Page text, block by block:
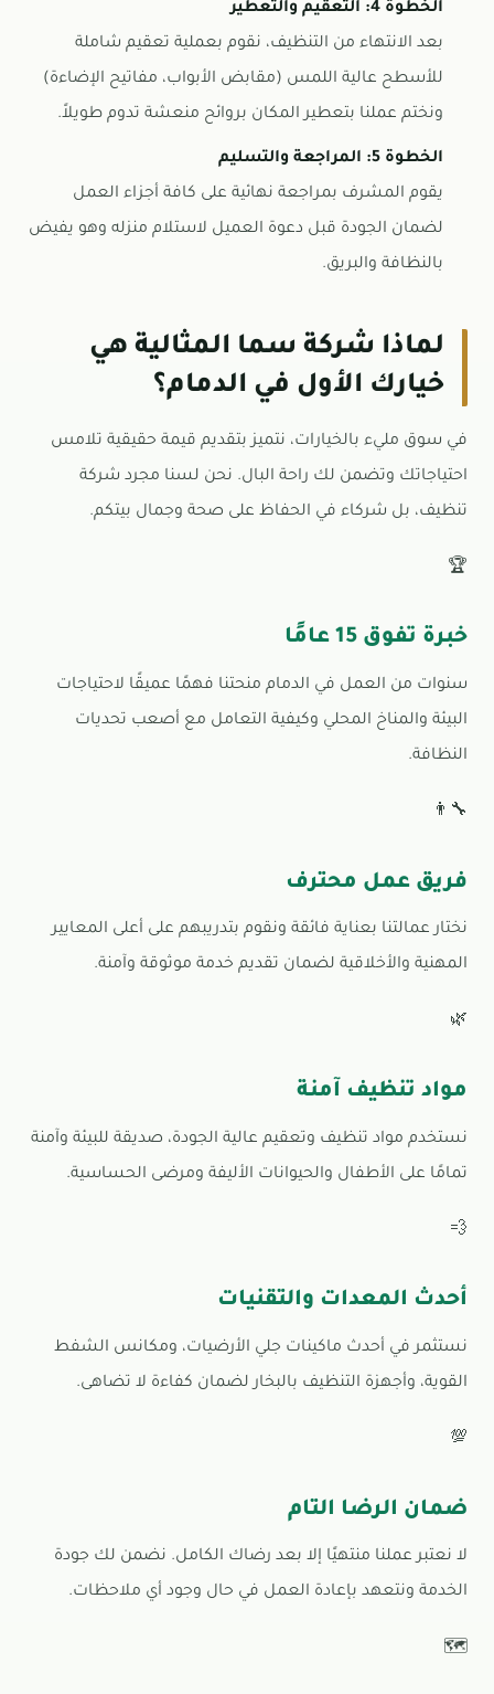
الخطوة 4: التعقيم والتعطير
بعد الانتهاء من التنظيف، نقوم بعملية تعقيم شاملة
للأسطح عالية اللمس (مقابض الأبواب، مفاتيح الإضاءة)
ونختم عملنا بتعطير المكان بروائح منعشة تدوم طويلاً.
الخطوة 5: المراجعة والتسليم
يقوم المشرف بمراجعة نهائية على كافة أجزاء العمل
لضمان الجودة قبل دعوة العميل لاستلام منزله وهو يفيض
بالنظافة والبريق.
لماذا شركة سما المثالية هي
خيارك الأول في الدمام؟
في سوق مليء بالخيارات، نتميز بتقديم قيمة حقيقية تلامس
احتياجاتك وتضمن لك راحة البال. نحن لسنا مجرد شركة
تنظيف، بل شركاء في الحفاظ على صحة وجمال بيتكم.
🏆
خبرة تفوق 15 عامًا
سنوات من العمل في الدمام منحتنا فهمًا عميقًا لاحتياجات
البيئة والمناخ المحلي وكيفية التعامل مع أصعب تحديات
النظافة.
👨‍🔧
فريق عمل محترف
نختار عمالتنا بعناية فائقة ونقوم بتدريبهم على أعلى المعايير
المهنية والأخلاقية لضمان تقديم خدمة موثوقة وآمنة.
🌿
مواد تنظيف آمنة
نستخدم مواد تنظيف وتعقيم عالية الجودة، صديقة للبيئة وآمنة
تمامًا على الأطفال والحيوانات الأليفة ومرضى الحساسية.
💨
أحدث المعدات والتقنيات
نستثمر في أحدث ماكينات جلي الأرضيات، ومكانس الشفط
القوية، وأجهزة التنظيف بالبخار لضمان كفاءة لا تضاهى.
💯
ضمان الرضا التام
لا نعتبر عملنا منتهيًا إلا بعد رضاك الكامل. نضمن لك جودة
الخدمة ونتعهد بإعادة العمل في حال وجود أي ملاحظات.
🗺️